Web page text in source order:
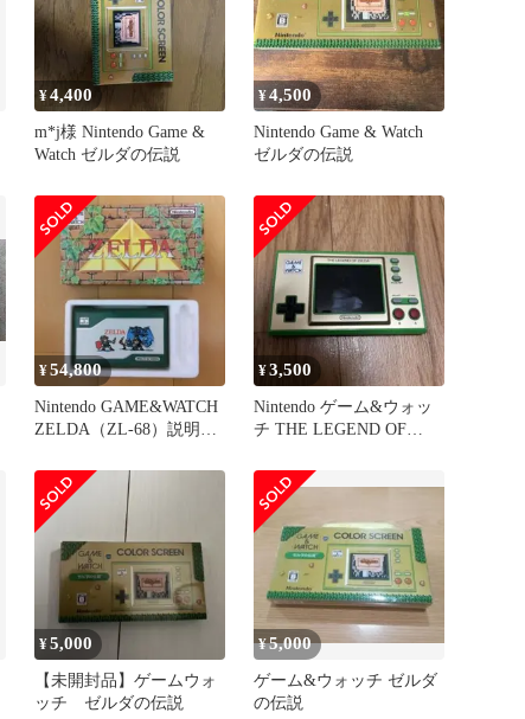
¥4,400
m*j様 Nintendo Game &
Watch ゼルダの伝説
¥4,500
Nintendo Game & Watch
ゼルダの伝説
¥54,800
Nintendo GAME&WATCH
ZELDA（ZL-68）説明書
¥3,500
Nintendo ゲーム&ウォッ
チ THE LEGEND OF
¥5,000
【未開封品】ゲームウォ
ッチ ゼルダの伝説
¥5,000
ゲーム&ウォッチ ゼルダ
の伝説